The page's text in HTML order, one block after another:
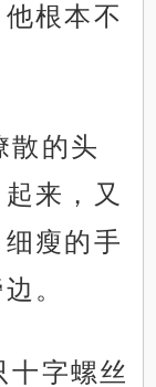
根本不
散的头
来，又
瘦的手
。
十字螺丝